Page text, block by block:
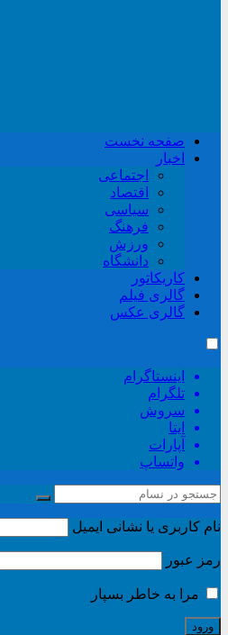
صفحه نخست
اخبار
اجتماعی
اقتصاد
سیاسی
فرهنگ
ورزش
دانشگاه
کاریکاتور
گالری فیلم
گالری عکس
اینستاگرام
تلگرام
سروش
ایتا
آپارات
واتساپ
نام کاربری یا نشانی ایمیل
رمز عبور
مرا به خاطر بسپار